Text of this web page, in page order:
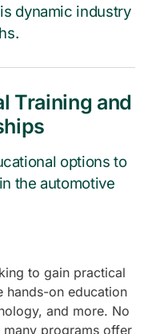
dynamic industry
Training and
options to
the automotive
to gain practical
hands-on education
and more. No
programs offer